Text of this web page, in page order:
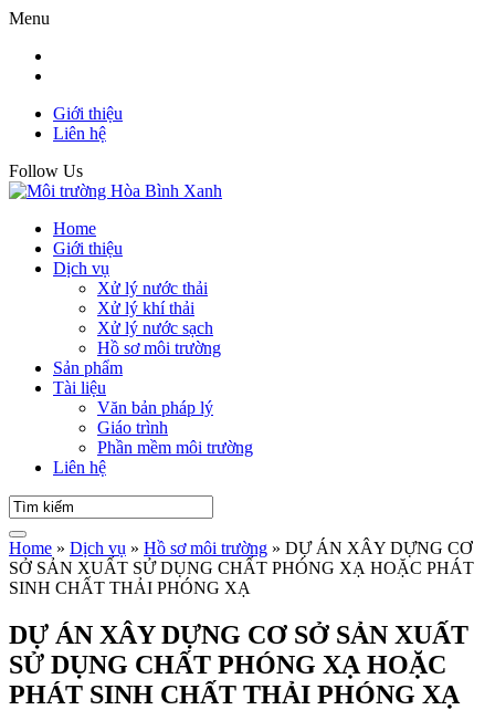
Menu
Giới thiệu
Liên hệ
Follow Us
Home
Giới thiệu
Dịch vụ
Xử lý nước thải
Xử lý khí thải
Xử lý nước sạch
Hồ sơ môi trường
Sản phẩm
Tài liệu
Văn bản pháp lý
Giáo trình
Phần mềm môi trường
Liên hệ
Home » Dịch vụ » Hồ sơ môi trường » DỰ ÁN XÂY DỰNG CƠ
SỞ SẢN XUẤT SỬ DỤNG CHẤT PHÓNG XẠ HOẶC PHÁT
SINH CHẤT THẢI PHÓNG XẠ
DỰ ÁN XÂY DỰNG CƠ SỞ SẢN XUẤT
SỬ DỤNG CHẤT PHÓNG XẠ HOẶC
PHÁT SINH CHẤT THẢI PHÓNG XẠ